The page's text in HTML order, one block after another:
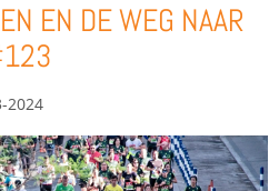
KENNIS
CONTACT
BATTERIES!
EN DE WEG NAAR
2024